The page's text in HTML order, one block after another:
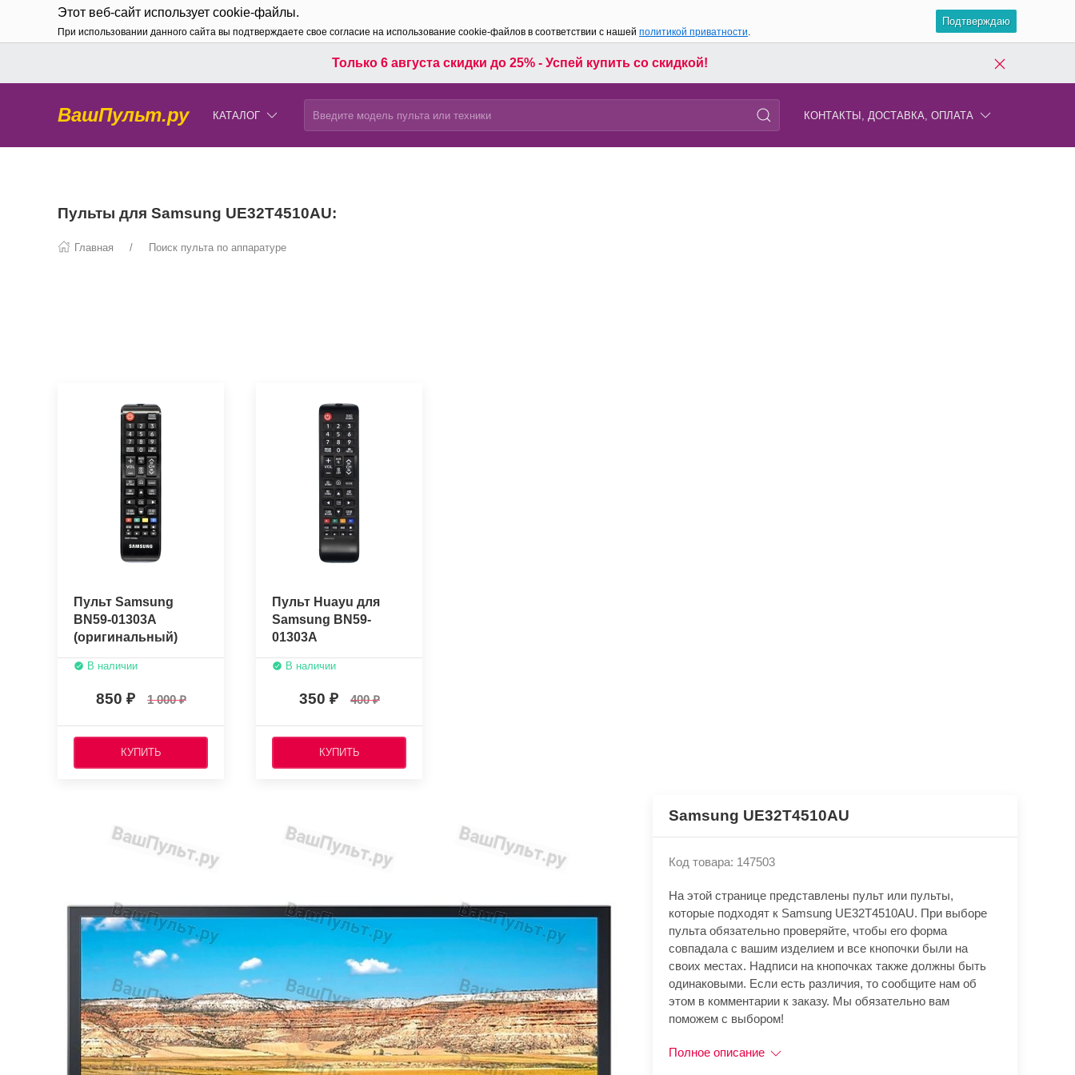
Этот веб-сайт использует cookie-файлы.
При использовании данного сайта вы подтверждаете свое согласие на использование cookie-файлов в соответствии с нашей политикой приватности.
Подтверждаю
Только 6 августа скидки до 25% - Успей купить со скидкой!
ВашПульт.ру КАТАЛОГ КОНТАКТЫ, ДОСТАВКА, ОПЛАТА
Пульты для Samsung UE32T4510AU:
Главная Поиск пульта по аппаратуре
Пульт Samsung
BN59-01303A
(оригинальный)
В наличии
850 1 000
КУПИТЬ
Пульт Huayu для
Samsung BN59-
01303A
В наличии
350 400
КУПИТЬ
Samsung UE32T4510AU
Код товара: 147503
На этой странице представлены пульт или пульты,
которые подходят к Samsung UE32T4510AU. При выборе
пульта обязательно проверяйте, чтобы его форма
совпадала с вашим изделием и все кнопочки были на
своих местах. Надписи на кнопочках также должны быть
одинаковыми. Если есть различия, то сообщите нам об
этом в комментарии к заказу. Мы обязательно вам
поможем с выбором!
Полное описание